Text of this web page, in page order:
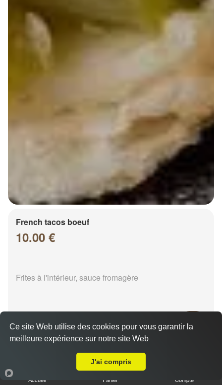
French tacos boeuf
10.00 €
Frites à l'intérieur, sauce fromagère
Accueil Panier Compte
Ce site Web utilise des cookies pour vous garantir la
meilleure expérience sur notre site Web
J'ai compris